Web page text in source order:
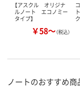
【アスクル オリジナ
ルノート エコノミー
タイプ】
￥58～（税込）
ノートのおすすめ商